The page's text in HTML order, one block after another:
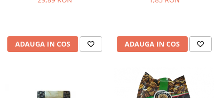
ADAUGA IN COS ADAUGA IN COS